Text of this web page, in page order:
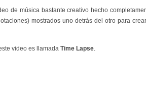
de música bastante creativo hecho
mostrados uno detrás del otro para
video es llamada Time Lapse.